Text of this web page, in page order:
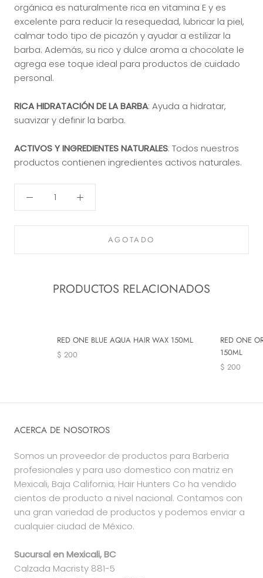
orgánica es naturalmente rica en vitamina E y es
excelente para reducir la resequedad, lubricar la piel,
calmar todo tipo de picazón y ayudar a estilizar la
barba. Además, su rico y dulce aroma a chocolate le
agrega ese toque ideal para productos de cuidado
personal.
RICA HIDRATACIÓN DE LA BARBA: Ayuda a hidratar,
suavizar y definir la barba.
ACTIVOS Y INGREDIENTES NATURALES: Todos nuestros
productos contienen ingredientes activos naturales.
AGOTADO
PRODUCTOS RELACIONADOS
RED ONE BLUE AQUA HAIR WAX 150ML
$ 200
RED ONE
150ML
$ 200
ACERCA DE NOSOTROS
Somos un proveedor de productos para Barberia
profesionales y para uso domestico con matriz en
Mexicali, Baja California; Hair Hunters Co ha vendido
cientos de producto a nivel nacional. Contamos con
una gran variedad de productos y podemos enviar a
cualquier ciudad de México.
Sucursal en Mexicali, BC
Calzada Macristy 881-5